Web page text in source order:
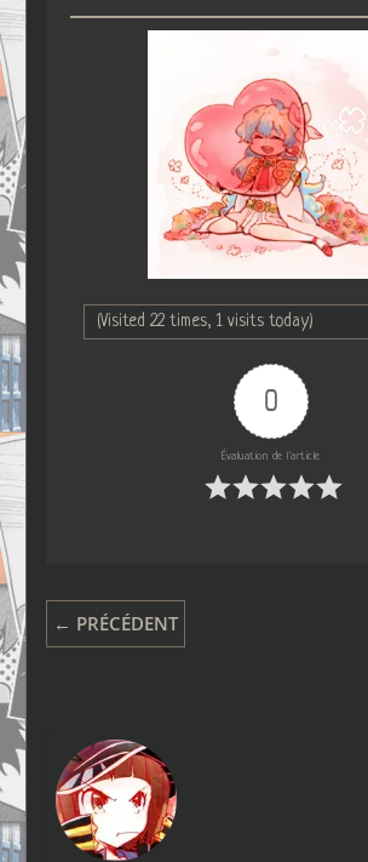
(Visited 22 times, 1 visits today)
0
Évaluation de l'article
← PRÉCÉDENT